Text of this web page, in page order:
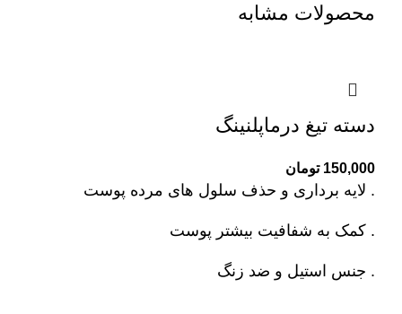
محصولات مشابه
دسته تیغ درماپلنینگ
150,000 تومان
. لایه برداری و حذف سلول های مرده پوست
. کمک به شفافیت بیشتر پوست
. جنس استیل و ضد زنگ